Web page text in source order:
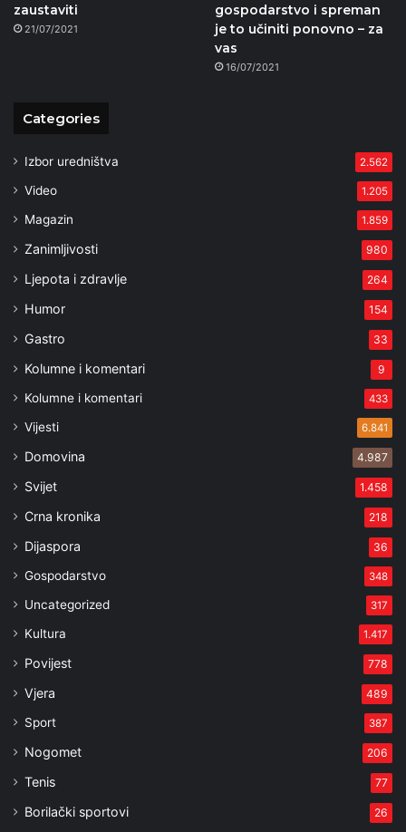
zaustaviti
21/07/2021
gospodarstvo i spreman
je to učiniti ponovno – za
vas
16/07/2021
Categories
Izbor uredništva 2.562
Video 1.205
Magazin 1.859
Zanimljivosti 980
Ljepota i zdravlje 264
Humor 154
Gastro 33
Kolumne i komentari 9
Kolumne i komentari 433
Vijesti 6.841
Domovina 4.987
Svijet 1.458
Crna kronika 218
Dijaspora 36
Gospodarstvo 348
Uncategorized 317
Kultura 1.417
Povijest 778
Vjera 489
Sport 387
Nogomet 206
Tenis 77
Borilački sportovi 26